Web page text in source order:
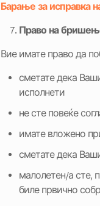
Барање за исправка
Право на
Вие имате право да
сметате дека
исполнети
не сте повеќе
имате вложено
сметате дека
малолетен/а сте,
биле првично